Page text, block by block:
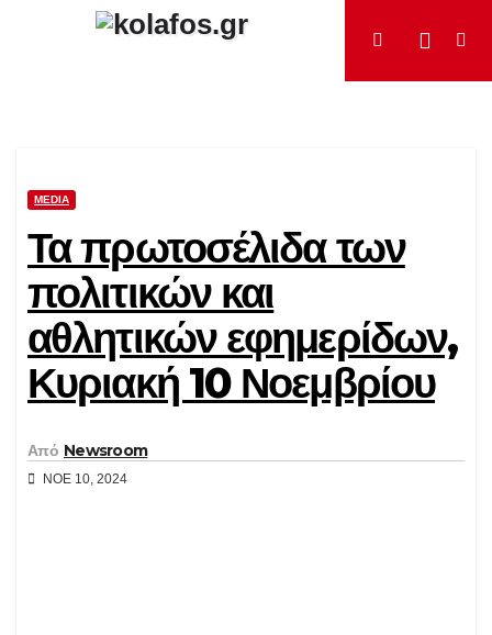
MEDIA
Τα πρωτοσέλιδα των
πολιτικών και
αθλητικών εφημερίδων,
Κυριακή 10 Νοεμβρίου
Από Newsroom
ΝΟΈ 10, 2024